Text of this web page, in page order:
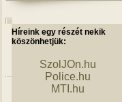
Híreink egy részét nekik
köszönhetjük:
SzolJOn.hu
Police.hu
MTI.hu